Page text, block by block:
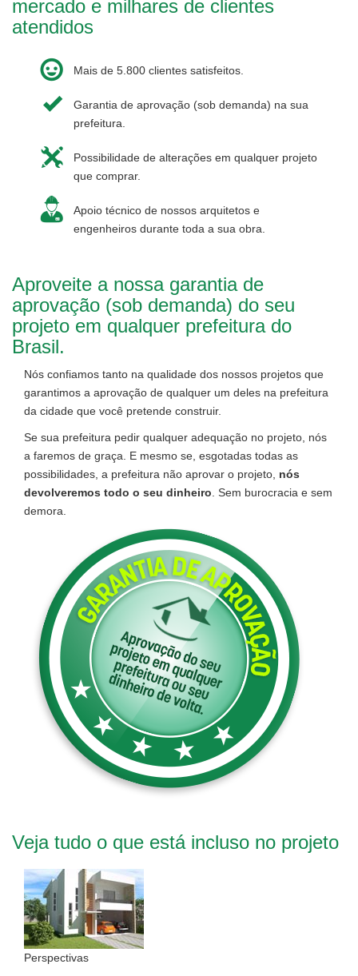
mercado e milhares de clientes
atendidos
Mais de 5.800 clientes satisfeitos.
Garantia de aprovação (sob demanda) na sua
prefeitura.
Possibilidade de alterações em qualquer projeto
que comprar.
Apoio técnico de nossos arquitetos e
engenheiros durante toda a sua obra.
Aproveite a nossa garantia de
aprovação (sob demanda) do seu
projeto em qualquer prefeitura do
Brasil.
Nós confiamos tanto na qualidade dos nossos projetos que
garantimos a aprovação de qualquer um deles na prefeitura
da cidade que você pretende construir.
Se sua prefeitura pedir qualquer adequação no projeto, nós
a faremos de graça. E mesmo se, esgotadas todas as
possibilidades, a prefeitura não aprovar o projeto, nós
devolveremos todo o seu dinheiro . Sem burocracia e sem
demora.
Veja tudo o que está incluso no projeto
Perspectivas